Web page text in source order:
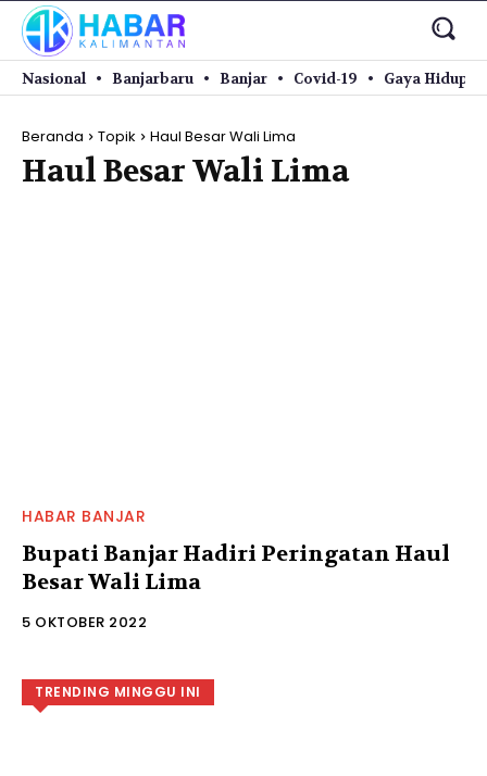
Nasional Banjarbaru Banjar Covid-19 Gaya Hidup
Beranda Topik Haul Besar Wali Lima
Haul Besar Wali Lima
HABAR BANJAR
Bupati Banjar Hadiri Peringatan Haul
Besar Wali Lima
5 OKTOBER 2022
TRENDING MINGGU INI